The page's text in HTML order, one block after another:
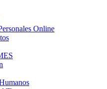
Online